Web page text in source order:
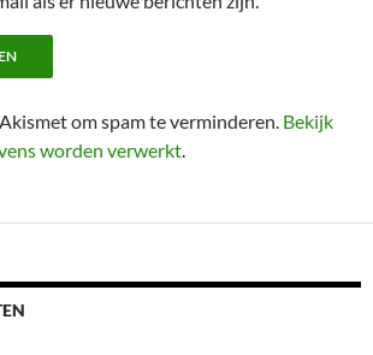
om spam te verminderen. Bekijk
worden verwerkt.